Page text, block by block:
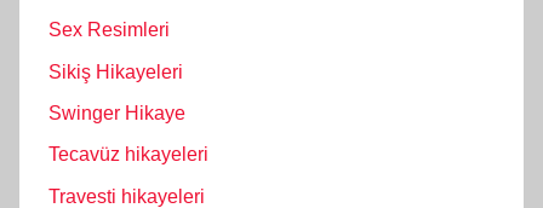
Sex Resimleri
Sikiş Hikayeleri
Swinger Hikaye
Tecavüz hikayeleri
Travesti hikayeleri